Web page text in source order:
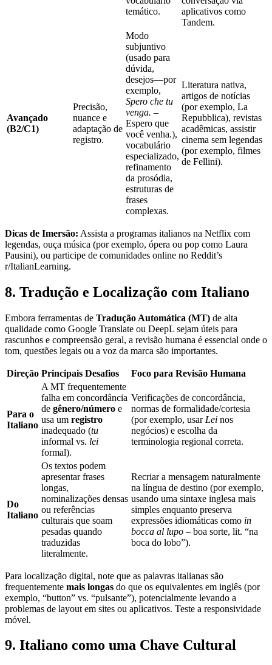
temático.
aplicativos como
Tandem.
Avançado
(B2/C1)
Precisão,
nuance e
adaptação de
registro.
Modo
subjuntivo
(usado para
dúvida,
desejos—por
exemplo,
Spero che tu
venga. –
Espero que
você venha.),
vocabulário
especializado,
refinamento
da prosódia,
estruturas de
frases
complexas.
Literatura nativa,
artigos de notícias
(por exemplo, La
Repubblica), revistas
acadêmicas, assistir
cinema sem legendas
(por exemplo, filmes
de Fellini).
Dicas de Imersão: Assista a programas italianos na Netflix com
legendas, ouça música (por exemplo, ópera ou pop como Laura
Pausini), ou participe de comunidades online no Reddit’s
r/ItalianLearning.
8. Tradução e Localização com Italiano
Embora ferramentas de Tradução Automática (MT) de alta
qualidade como Google Translate ou DeepL sejam úteis para
rascunhos e compreensão geral, a revisão humana é essencial onde o
tom, questões legais ou a voz da marca são importantes.
Direção Principais Desafios Foco para Revisão Humana
Para o
Italiano
A MT frequentemente
falha em concordância
de gênero/número e
usa um registro
inadequado (tu
informal vs. lei
formal).
Verificações de concordância,
normas de formalidade/cortesia
(por exemplo, usar Lei nos
negócios) e escolha da
terminologia regional correta.
Do
Italiano
Os textos podem
apresentar frases
longas,
nominalizações densas
ou referências
culturais que soam
pesadas quando
traduzidas
literalmente.
Recriar a mensagem naturalmente
na língua de destino (por exemplo,
usando uma sintaxe inglesa mais
simples enquanto preserva
expressões idiomáticas como in
bocca al lupo – boa sorte, lit. “na
boca do lobo”).
Para localização digital, note que as palavras italianas são
frequentemente mais longas do que os equivalentes em inglês (por
exemplo, “button” vs. “pulsante”), potencialmente levando a
problemas de layout em sites ou aplicativos. Teste a responsividade
móvel.
9. Italiano como uma Chave Cultural